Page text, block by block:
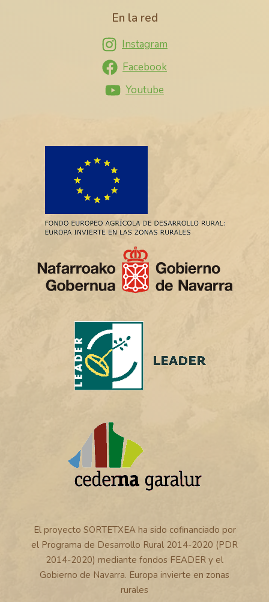
En la red
Instagram
Facebook
Youtube
El proyecto SORTETXEA ha sido cofinanciado por
el Programa de Desarrollo Rural 2014-2020 (PDR
2014-2020) mediante fondos FEADER y el
Gobierno de Navarra. Europa invierte en zonas
rurales